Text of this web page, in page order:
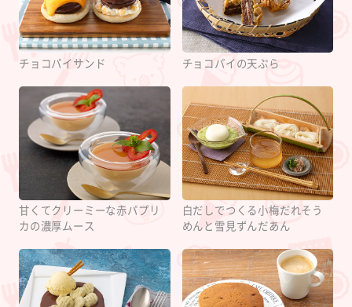
チョコパイサンド チョコパイの天ぷら
甘くてクリーミーな赤パプリ
カの濃厚ムース
白だしでつくる小梅だれそう
めんと雪見ずんだあん